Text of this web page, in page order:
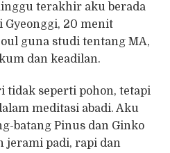
terakhir aku berada
Gyeonggi, 20 menit
guna studi tentang MA,
dan keadilan.
tidak seperti pohon, tetapi
meditasi abadi. Aku
batang Pinus dan Ginko
jerami padi, rapi dan